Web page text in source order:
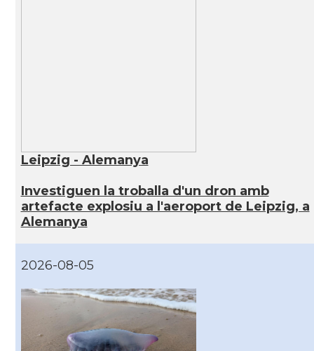
Leipzig - Alemanya
Investiguen la troballa d'un dron amb
artefacte explosiu a l'aeroport de Leipzig, a
Alemanya
2026-08-05